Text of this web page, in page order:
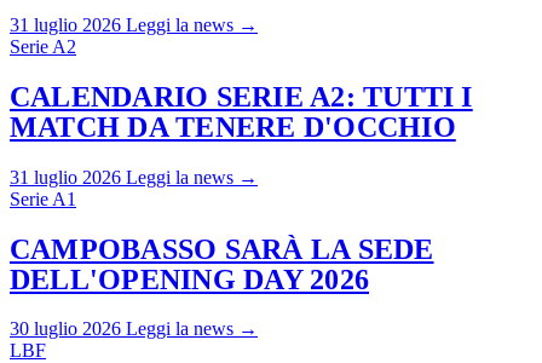
31 luglio 2026 Leggi la news →
Serie A2
CALENDARIO SERIE A2: TUTTI I
MATCH DA TENERE D'OCCHIO
31 luglio 2026 Leggi la news →
Serie A1
CAMPOBASSO SARÀ LA SEDE
DELL'OPENING DAY 2026
30 luglio 2026 Leggi la news →
LBF